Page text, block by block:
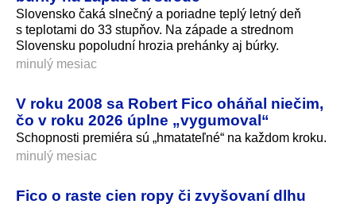
Slovensko čaká slnečný a poriadne teplý letný deň
s teplotami do 33 stupňov. Na západe a strednom
Slovensku popoludní hrozia prehánky aj búrky.
minulý mesiac
V roku 2008 sa Robert Fico oháňal niečim,
čo v roku 2026 úplne „vygumoval“
Schopnosti premiéra sú „hmatateľné“ na každom kroku.
minulý mesiac
Fico o raste cien ropy či zvyšovaní dlhu